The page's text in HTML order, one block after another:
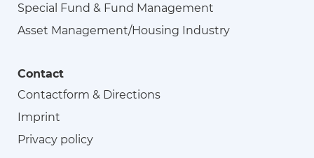
Special Fund & Fund Management
Asset Management/Housing Industry
Contact
Contactform & Directions
Imprint
Privacy policy